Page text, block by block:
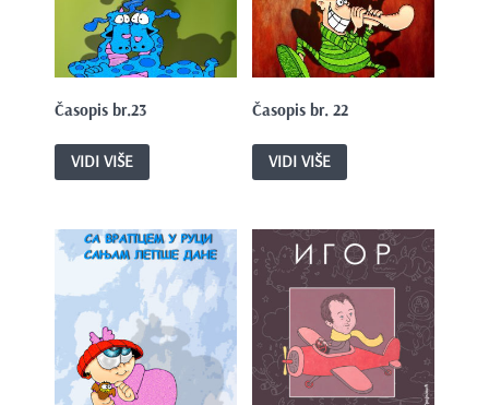
Časopis br.23
VIDI VIŠE
Časopis br. 22
VIDI VIŠE